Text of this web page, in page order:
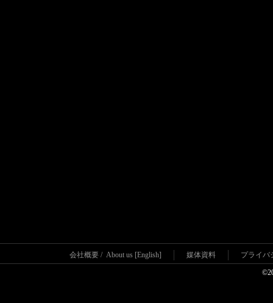
会社概要 / About us [English] 媒体資料 プライバ